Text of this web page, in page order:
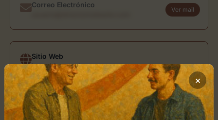
Correo Electrónico
Ver mail
Sitio Web
lamadriguerashop.com
Ubicación de La Madriguera Shop
×